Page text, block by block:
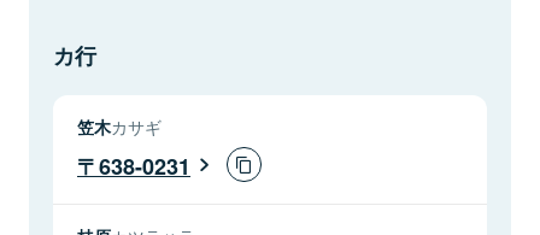
カ行
笠木カサギ
638-0231